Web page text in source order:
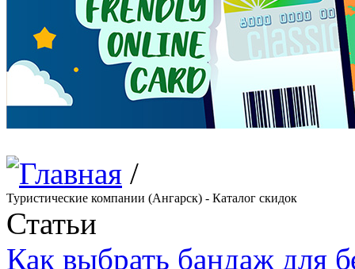
/
Туристические компании (Ангарск) - Каталог скидок
Статьи
Как выбрать бандаж для